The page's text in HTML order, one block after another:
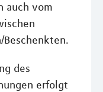
auch vom
Beschenkten.
des
erfolgt